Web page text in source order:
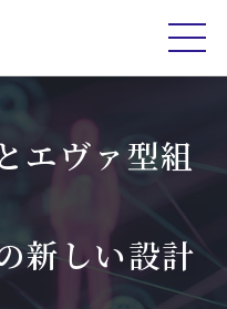
エヴァ型組
新しい設計